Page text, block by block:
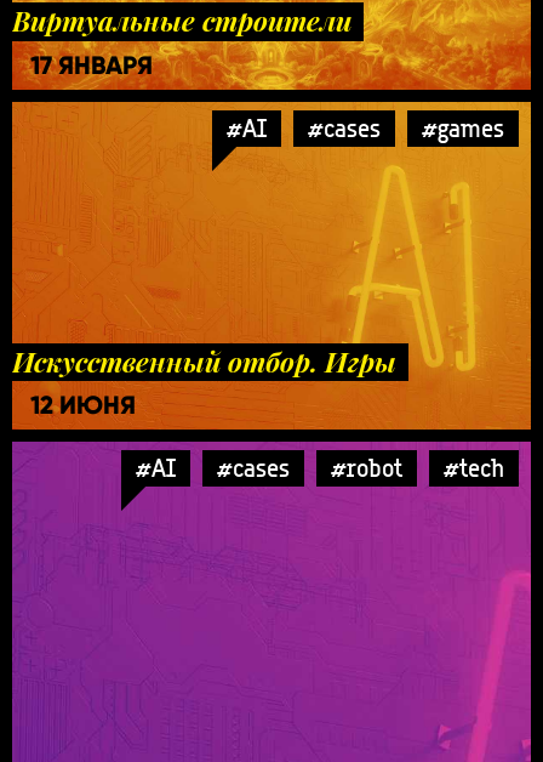
Виртуальные строители
17 ЯНВАРЯ
#AI #cases #games
Искусственный отбор. Игры
12 ИЮНЯ
#AI #cases #robot #tech